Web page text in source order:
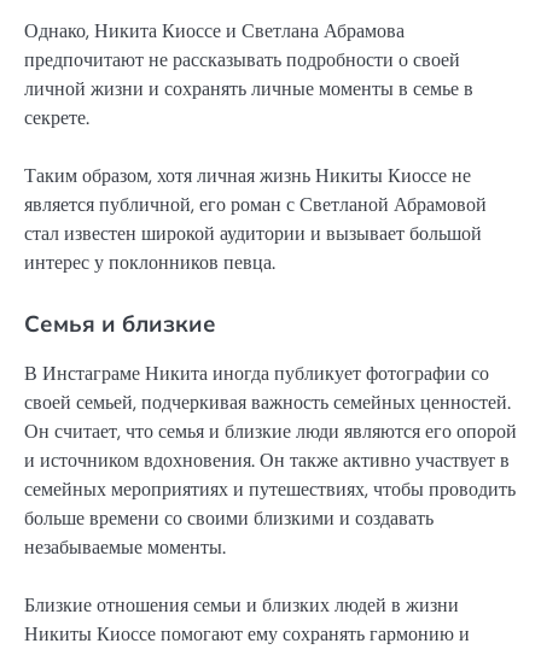
Однако, Никита Киоссе и Светлана Абрамова
предпочитают не рассказывать подробности о своей
личной жизни и сохранять личные моменты в семье в
секрете.
Таким образом, хотя личная жизнь Никиты Киоссе не
является публичной, его роман с Светланой Абрамовой
стал известен широкой аудитории и вызывает большой
интерес у поклонников певца.
Семья и близкие
В Инстаграме Никита иногда публикует фотографии со
своей семьей, подчеркивая важность семейных ценностей.
Он считает, что семья и близкие люди являются его опорой
и источником вдохновения. Он также активно участвует в
семейных мероприятиях и путешествиях, чтобы проводить
больше времени со своими близкими и создавать
незабываемые моменты.
Близкие отношения семьи и близких людей в жизни
Никиты Киоссе помогают ему сохранять гармонию и